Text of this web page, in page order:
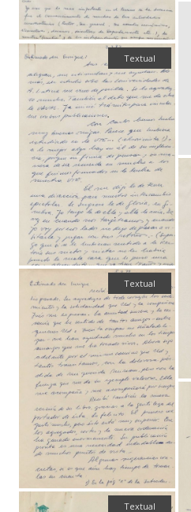
Textual
Textual
Textual